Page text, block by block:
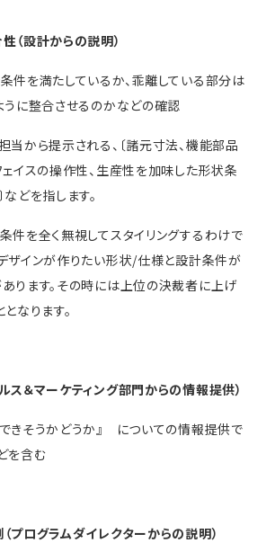
（設計からの説明）
件を満たしているか、乖離している部分は
うに整合させるのかなどの確認
当から提示される、〔諸元寸法、機能部品
ェイスの操作性、生産性を加味した形状条
どを指します。
件を全く無視してスタイリングするわけで
ザインが作りたい形状/仕様と設計条件が
ります。その時には上位の決裁者に上げ
なります。
ス＆マーケティング部門からの情報提供）
きそうかどうか』 についての情報提供で
を含む
プログラムダイレクターからの説明）